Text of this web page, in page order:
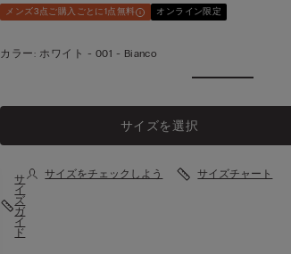
メンズ3点ご購入ごとに1点無料 オンライン限定
カラー: ホワイト - 001 - Bianco
サイズを選択
サ
イ
ズ
ガ
イ
ド
サイズをチェックしよう サイズチャート